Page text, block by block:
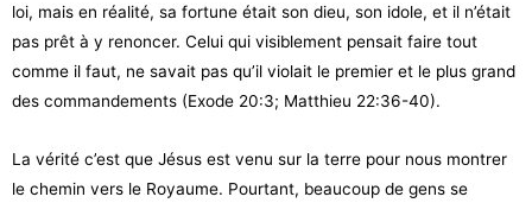
loi, mais en réalité, sa fortune était son dieu, son idole, et il n’était
pas prêt à y renoncer. Celui qui visiblement pensait faire tout
comme il faut, ne savait pas qu’il violait le premier et le plus grand
des commandements (Exode 20:3; Matthieu 22:36-40).
La vérité c’est que Jésus est venu sur la terre pour nous montrer
le chemin vers le Royaume. Pourtant, beaucoup de gens se